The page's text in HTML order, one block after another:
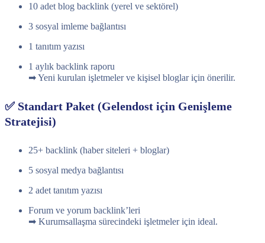
10 adet blog backlink (yerel ve sektörel)
3 sosyal imleme bağlantısı
1 tanıtım yazısı
1 aylık backlink raporu
➡ Yeni kurulan işletmeler ve kişisel bloglar için önerilir.
✅ Standart Paket (Gelendost için Genişleme
Stratejisi)
25+ backlink (haber siteleri + bloglar)
5 sosyal medya bağlantısı
2 adet tanıtım yazısı
Forum ve yorum backlink’leri
➡ Kurumsallaşma sürecindeki işletmeler için ideal.